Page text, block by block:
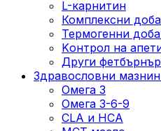
L-карнитин
Комплексни
Термогенни
Kонтрол на
Други
Здравословни
Омега 3
Омега 3-6-9
CLA и HCA